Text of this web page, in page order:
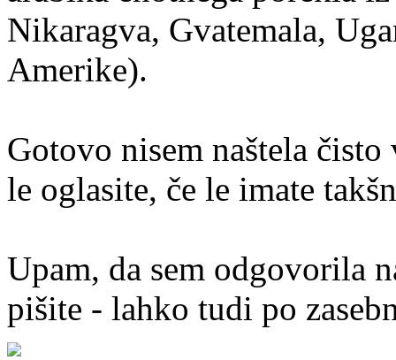
Nikaragva, Gvatemala,
Amerike).
Gotovo nisem naštela čisto
le oglasite, če le imate
Upam, da sem odgovorila
pišite - lahko tudi po